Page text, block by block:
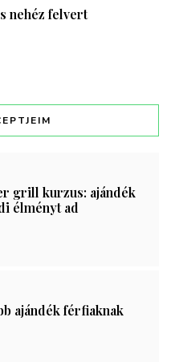
nehéz felvert
grill kurzus: ajándék
élményt ad
ajándék férfiaknak